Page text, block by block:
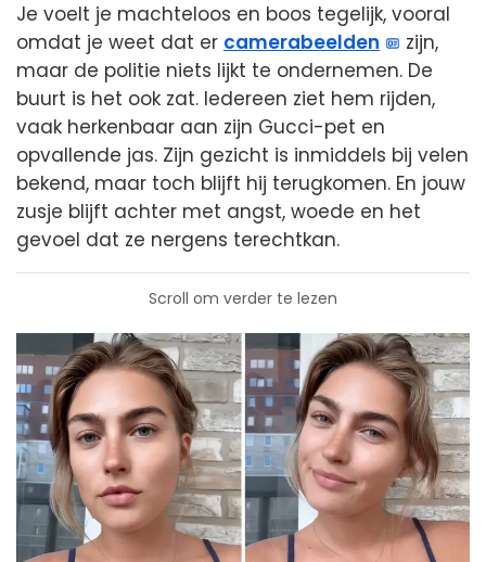
Je voelt je machteloos en boos tegelijk, vooral
omdat je weet dat er camerabeelden
zijn,
maar de politie niets lijkt te ondernemen. De
buurt is het ook zat. Iedereen ziet hem rijden,
vaak herkenbaar aan zijn Gucci-pet en
opvallende jas. Zijn gezicht is inmiddels bij velen
bekend, maar toch blijft hij terugkomen. En jouw
zusje blijft achter met angst, woede en het
gevoel dat ze nergens terechtkan.
Scroll om verder te lezen